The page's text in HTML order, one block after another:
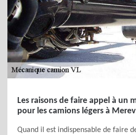
Les raisons de faire appel à un
pour les camions légers à
Quand il est indispensable de faire